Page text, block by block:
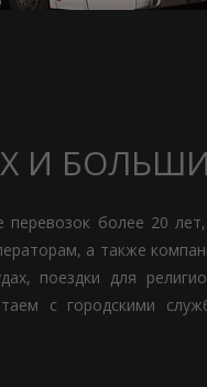
И
более 20
а также
поездки для
с городскими